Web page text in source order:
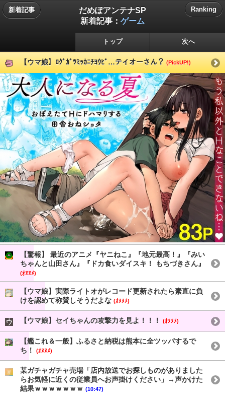
新着記事
だめぽアンテナSP
新着記事： ゲーム
Ranking
トップ 次へ
【ウマ娘】ﾛｸﾞｶﾞﾂﾐｯｶﾆﾁﾖｳﾋﾞ…テイオーさん？ (PickUP!)
【驚報】 最近のアニメ『ヤニねこ』『地元最高！』『みい
ちゃんと山田さん』『ドカ食いダイスキ！ もちづきさん』
(ｵﾇﾇﾒ)
【ウマ娘】実際ライトオがレコード更新されたら素直に負
けを認めて称賛しそうだよな (ｵﾇﾇﾒ)
【ウマ娘】セイちゃんの攻撃力を見よ！！！ (ｵﾇﾇﾒ)
【艦これ＆一般】ふるさと納税は熊本に全ツッパするで
ち！
(ｵﾇﾇﾒ)
某ガチャガチャ売場「店内放送でお探しものがありました
らお気軽に近くの従業員へお声掛けください」→声かけた
結果ｗｗｗｗｗｗｗ (10:47)